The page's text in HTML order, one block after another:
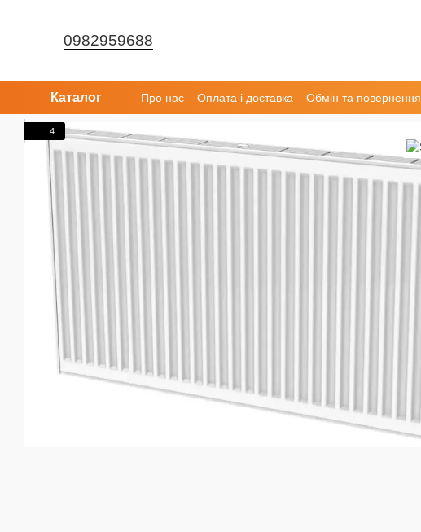
0982959688
Каталог Про нас Оплата і доставка Обмін та повернення
4